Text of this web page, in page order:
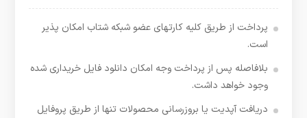
پرداخت از طریق کلیه کارتهای عضو شبکه شتاب امکان پذیر
است.
بلافاصله پس از پرداخت وجه امکان دانلود فایل خریداری شده
وجود خواهد داشت.
دریافت آپدیت یا بروزرسانی محصولات تنها از طریق پروفایل